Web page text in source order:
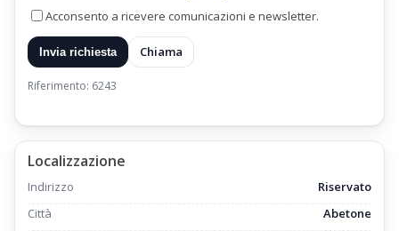
Acconsento a ricevere comunicazioni e newsletter.
Invia richiesta Chiama
Riferimento: 6243
Localizzazione
Indirizzo
Riservato
Città
Abetone